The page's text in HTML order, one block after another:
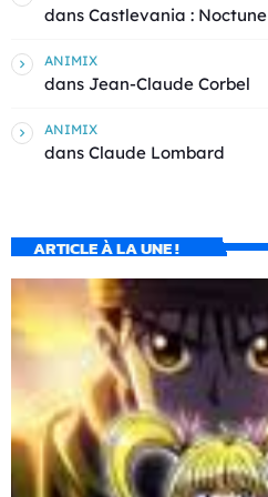
dans Castlevania : Noctune
ANIMIX
dans Jean-Claude Corbel
ANIMIX
dans Claude Lombard
ARTICLE À LA UNE !